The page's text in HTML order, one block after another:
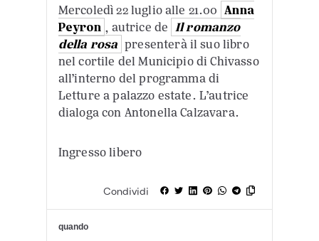
Mercoledì 22 luglio alle 21.00 Anna
Peyron , autrice de Il romanzo
della rosa presenterà il suo libro
nel cortile del Municipio di Chivasso
all’interno del programma di
Letture a palazzo estate. L’autrice
dialoga con Antonella Calzavara.
Ingresso libero
Condividi
quando